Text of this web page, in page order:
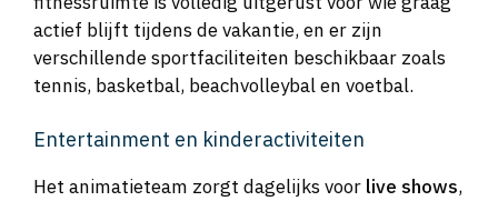
actief blijft tijdens de vakantie, en er zijn
verschillende sportfaciliteiten beschikbaar zoals
tennis, basketbal, beachvolleybal en voetbal.
Entertainment en kinderactiviteiten
Het animatieteam zorgt dagelijks voor live shows,